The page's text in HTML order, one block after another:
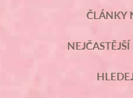
ČLÁNKY